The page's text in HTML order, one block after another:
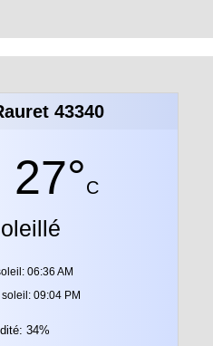
43340
27°C
06:36 AM
09:04 PM
34%